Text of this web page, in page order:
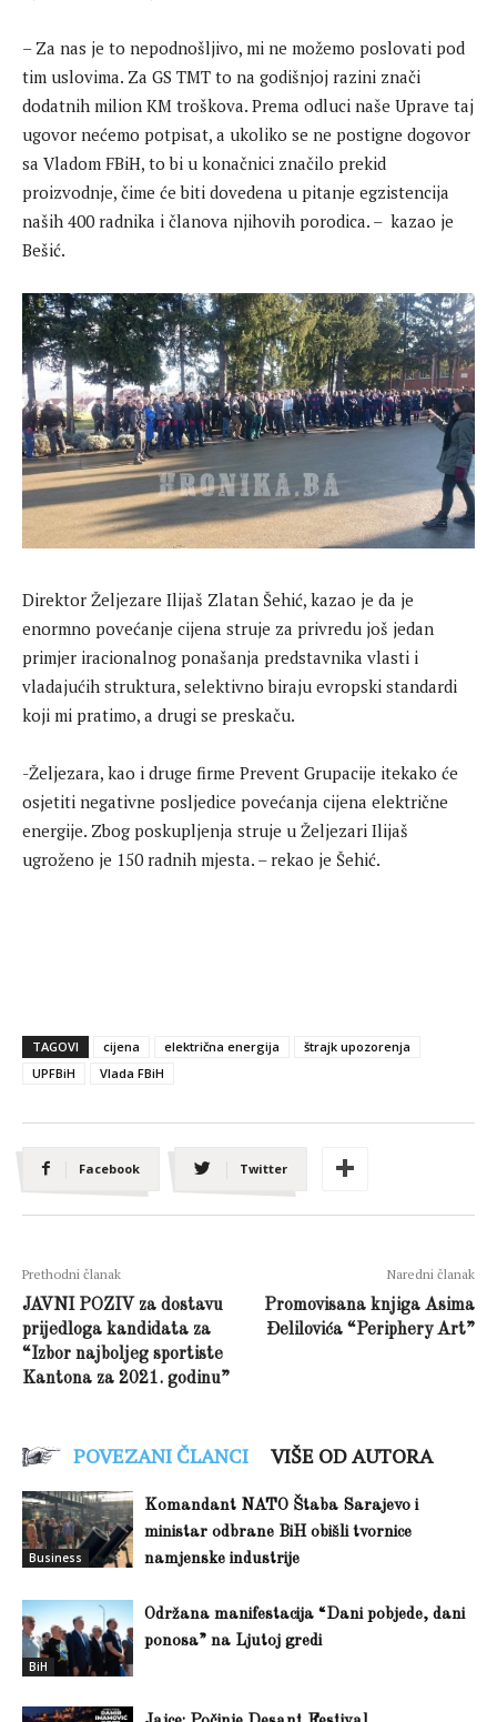
– Za nas je to nepodnošljivo, mi ne možemo poslovati pod
tim uslovima. Za GS TMT to na godišnjoj razini znači
dodatnih milion KM troškova. Prema odluci naše Uprave taj
ugovor nećemo potpisat, a ukoliko se ne postigne dogovor
sa Vladom FBiH, to bi u konačnici značilo prekid
proizvodnje, čime će biti dovedena u pitanje egzistencija
naših 400 radnika i članova njihovih porodica. – kazao je
Bešić.
Direktor Željezare Ilijaš Zlatan Šehić, kazao je da je
enormno povećanje cijena struje za privredu još jedan
primjer iracionalnog ponašanja predstavnika vlasti i
vladajućih struktura, selektivno biraju evropski standardi
koji mi pratimo, a drugi se preskaču.
-Željezara, kao i druge firme Prevent Grupacije itekako će
osjetiti negativne posljedice povećanja cijena električne
energije. Zbog poskupljenja struje u Željezari Ilijaš
ugroženo je 150 radnih mjesta. – rekao je Šehić.
TAGOVI cijena električna energija
štrajk upozorenja
UPFBiH
Vlada FBiH
Facebook Twitter
Prethodni članak
JAVNI POZIV za dostavu
prijedloga kandidata za
“Izbor najboljeg sportiste
Kantona za 2021. godinu”
Naredni članak
Promovisana knjiga Asima
Đelilovića “Periphery Art”
POVEZANI ČLANCI VIŠE OD AUTORA
Business
Komandant NATO Štaba Sarajevo i
ministar odbrane BiH obišli tvornice
namjenske industrije
BiH
Održana manifestacija “Dani pobjede, dani
ponosa” na Ljutoj gredi